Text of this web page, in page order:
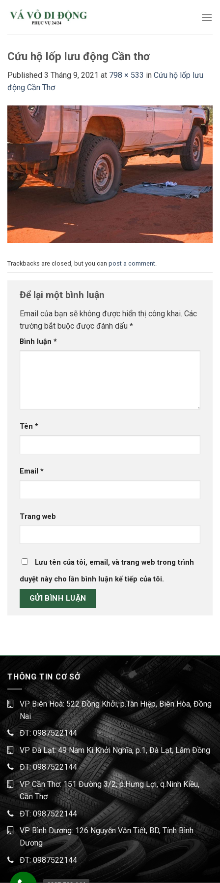
Cứu hộ lốp lưu động Cần thơ
Published 3 Tháng 9, 2021 at 798 × 533 in Cứu hộ lốp lưu
động Cần Thơ
Trackbacks are closed, but you can post a comment
Để lại một bình luận
Email của bạn sẽ không được hiển thị công khai. Các
trường bắt buộc được đánh dấu *
Bình luận *
Tên *
Email *
Trang web
Lưu tên của tôi, email, và trang web trong trình
duyệt này cho lần bình luận kế tiếp của tôi.
THÔNG TIN CƠ SỞ
VP Biên Hoà: 522 Đồng Khởi, p.Tân Hiệp, Biên Hòa, Đồng
Nai
ĐT: 0987522144
VP Đà Lạt: 49 Nam Kì Khởi Nghĩa, p.1, Đà Lạt, Lâm Đồng
ĐT:0987522144
VP Cần Thơ: 151 Đường 3/2, p.Hưng Lợi, q.Ninh Kiều,
Cần Thơ
ĐT: 0987522144
VP Bình Dương: 126 Nguyễn Văn Tiết, BD, Tỉnh Bình
Dương
ĐT: 0987522144